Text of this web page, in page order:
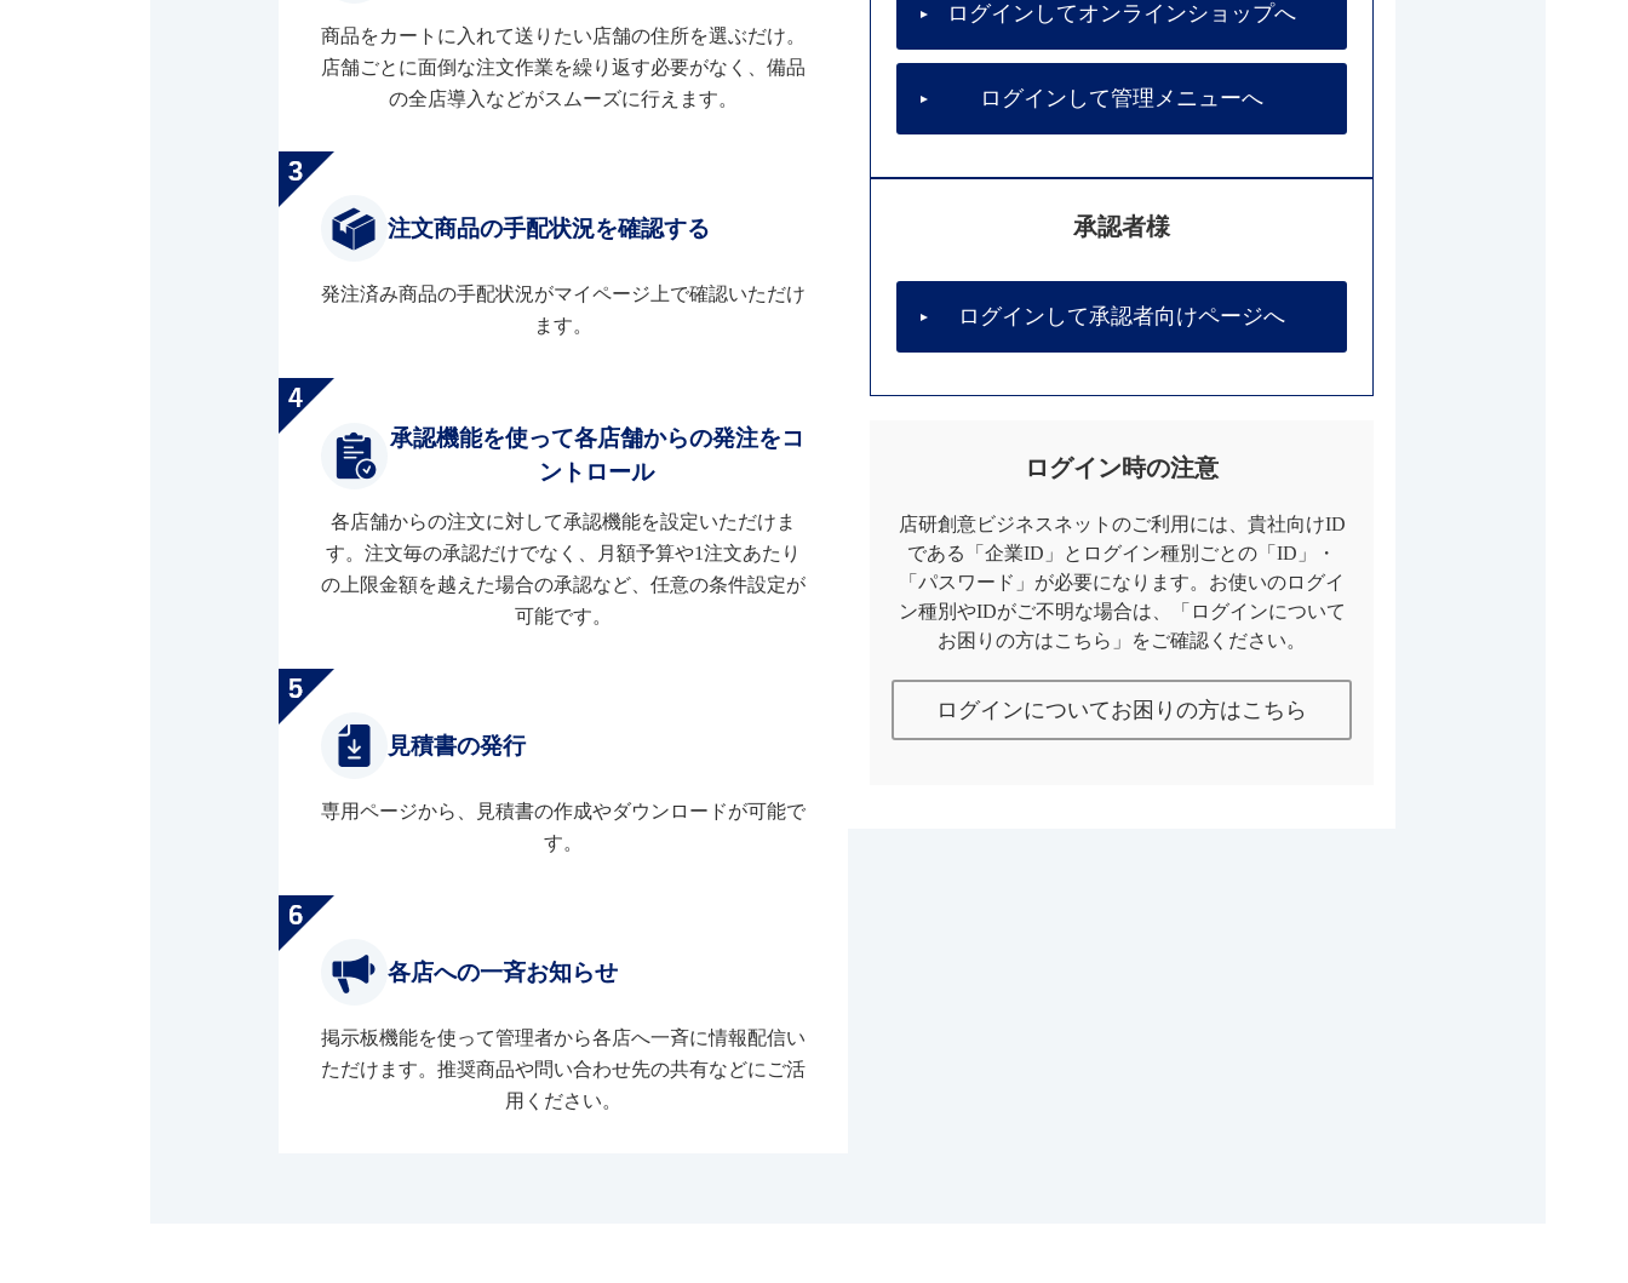
商品をカートに入れて送りたい店舗の住所を選ぶだけ。
店舗ごとに面倒な注文作業を繰り返す必要がなく、備品
の全店導入などがスムーズに行えます。
注文商品の手配状況を確認する
発注済み商品の手配状況がマイページ上で確認いただけ
ます。
承認機能を使って各店舗からの発注をコ
ントロール
各店舗からの注文に対して承認機能を設定いただけま
す。注文毎の承認だけでなく、月額予算や1注文あたり
の上限金額を越えた場合の承認など、任意の条件設定が
可能です。
見積書の発行
専用ページから、見積書の作成やダウンロードが可能で
す。
各店への一斉お知らせ
掲示板機能を使って管理者から各店へ一斉に情報配信い
ただけます。推奨商品や問い合わせ先の共有などにご活
用ください。
ログインしてオンラインショップへ
ログインして管理メニューへ
承認者様
ログインして承認者向けページへ
ログイン時の注意
店研創意ビジネスネットのご利用には、貴社向けID
である「企業ID」とログイン種別ごとの「ID」・
「パスワード」が必要になります。お使いのログイ
ン種別やIDがご不明な場合は、「ログインについて
お困りの方はこちら」をご確認ください。
ログインについてお困りの方はこちら